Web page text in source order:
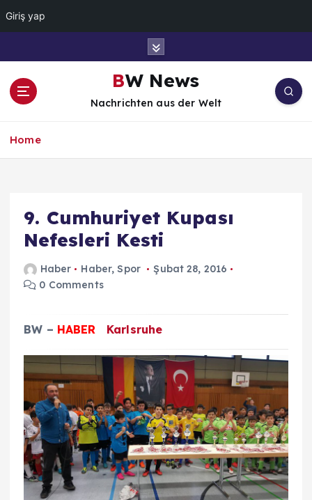
Giriş yap
BW News
Nachrichten aus der Welt
Home
9. Cumhuriyet Kupası
Nefesleri Kesti
Haber Haber,Spor
Şubat 28, 2016
0 Comments
BW – HABER Karlsruhe